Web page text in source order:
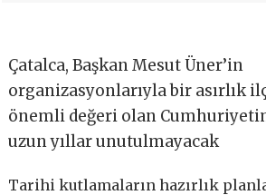
Çatalca, Başkan Mesut Üner’in
organizasyonlarıyla bir asırlık
önemli değeri olan
uzun yıllar unutulmayacak
Tarihi kutlamaların hazırlık